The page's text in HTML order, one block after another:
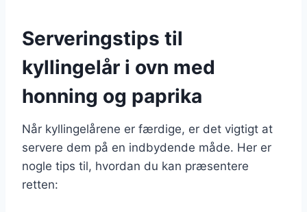
Serveringstips til
kyllingelår i ovn med
honning og paprika
Når kyllingelårene er færdige, er det vigtigt at
servere dem på en indbydende måde. Her er
nogle tips til, hvordan du kan præsentere
retten: